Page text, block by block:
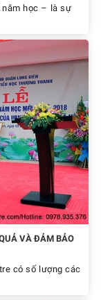
năm học – là sự
VÀ ĐẢM BẢO
có số lượng các